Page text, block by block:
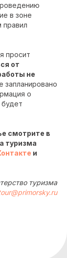
в зоне
правил
просит
от
не
запланировано
о
смотрите в
туризма
и
туризма